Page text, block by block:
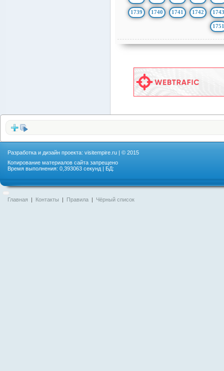
1739 1740 1741 1742 1743
1751
Разработка и дизайн проекта: visitempire.ru | © 2015
Копирование материалов сайта запрещено
Время выполнения: 0,393063 секунд | БД:
Главная | Контакты | Правила | Чёрный список